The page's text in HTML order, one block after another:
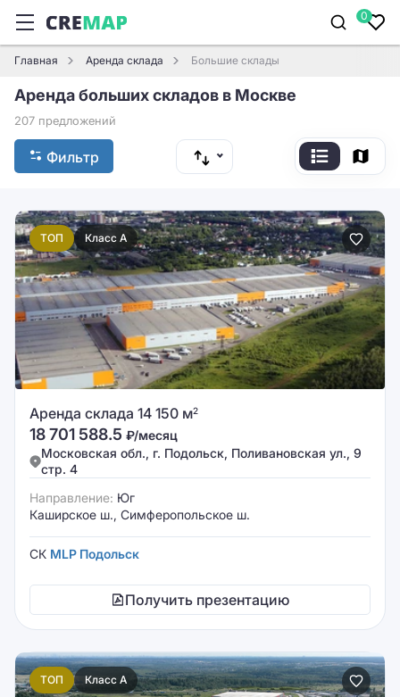
0
Главная Аренда склада Большие склады
Аренда больших складов в Москве
207 предложений
Фильтр
ТОП Класс A
Аренда склада 14 150 м2
18 701 588.5 ₽/месяц
Московская обл., г. Подольск, Поливановская ул., 9
стр. 4
Направление: Юг
Каширское ш., Симферопольское ш.
СК MLP Подольск
Получить презентацию
ТОП Класс A